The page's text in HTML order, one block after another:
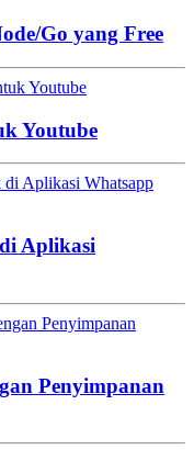
Go yang Free
Youtube
Aplikasi
Penyimpanan